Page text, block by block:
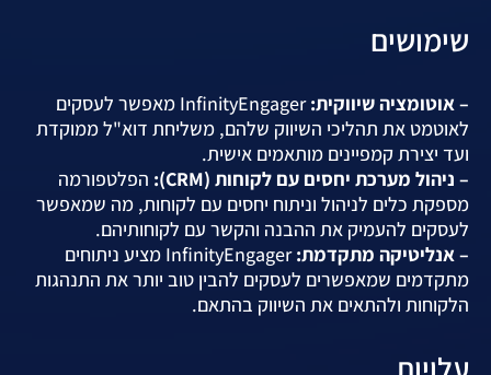
שימושים
– אוטומציה שיווקית:
InfinityEngager מאפשר לעסקים
לאוטמט את תהליכי השיווק שלהם, משליחת דוא"ל ממוקדת
ועד יצירת קמפיינים מותאמים אישית.
– ניהול מערכת יחסים עם לקוחות (CRM):
הפלטפורמה
מספקת כלים לניהול וניתוח יחסים עם לקוחות, מה שמאפשר
לעסקים להעמיק את ההבנה והקשר עם לקוחותיהם.
– אנליטיקה מתקדמת:
InfinityEngager מציע ניתוחים
מתקדמים שמאפשרים לעסקים להבין טוב יותר את התנהגות
הלקוחות ולהתאים את השיווק בהתאם.